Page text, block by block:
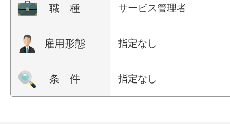
職 種 サービス管理者
雇用形態 指定なし
条 件 指定なし